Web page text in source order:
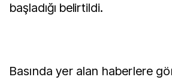
başladığı belirtildi.
Basında yer alan haberlere